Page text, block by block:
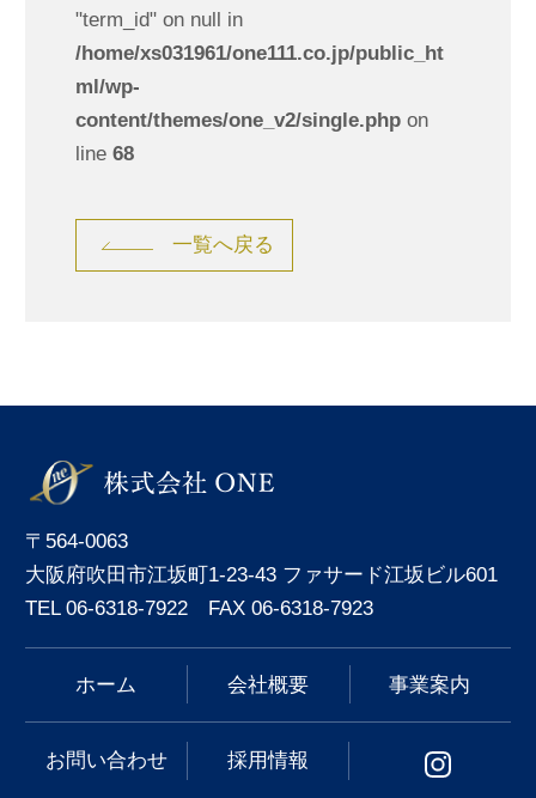
"term_id" on null in
/home/xs031961/one111.co.jp/public_ht
ml/wp-
content/themes/one_v2/single.phpon
line 68
一覧へ戻る
〒564-0063
大阪府吹田市江坂町1-23-43 ファサード江坂ビル601
TEL 06-6318-7922 FAX 06-6318-7923
ホーム 会社概要 事業案内
お問い合わせ 採用情報